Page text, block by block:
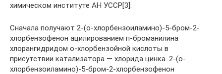
химическом институте АН УССР[3]:
Сначала получают 2-(о-хлорбензоиламино)-5-бром-2-
хлорбензофенон ацилированием п-броманилина
хлорангидридом о-хлорбензойной кислоты в
присутствии катализатора — хлорида цинка. 2-(о-
хлорбензоиламино)-5-бром-2-хлорбензофенон